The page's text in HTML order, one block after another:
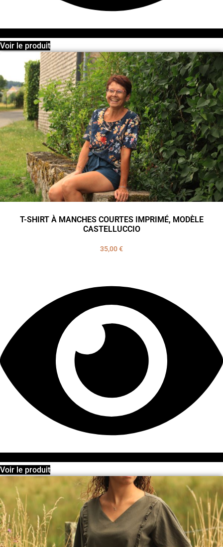
Voir le produit
T-SHIRT À MANCHES COURTES IMPRIMÉ, MODÈLE
CASTELLUCCIO
35,00€
Voir le produit